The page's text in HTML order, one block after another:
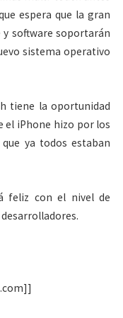
espera que la gran
y software soportarán
sistema operativo
tiene la oportunidad
el iPhone hizo por los
ya todos estaban
feliz con el nivel de